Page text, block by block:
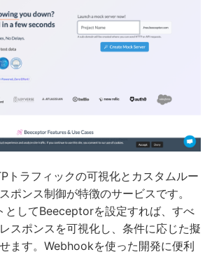
トラフィックの可視化とカスタムルー
ポンス制御が特徴のサービスです。
としてBeeceptorを設定すれば、すべ
スポンスを可視化し、条件に応じた擬
ます。Webhookを使った開発に便利